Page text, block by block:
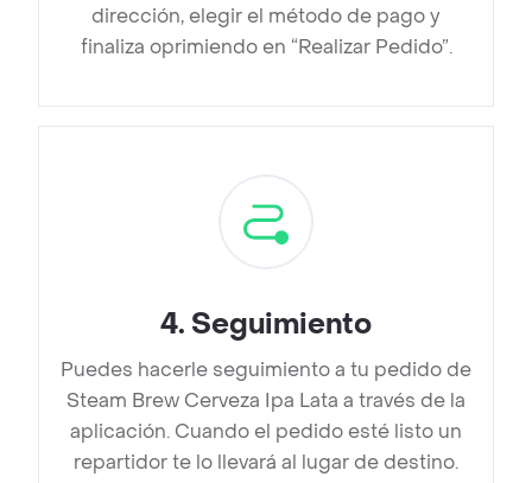
dirección, elegir el método de pago y
finaliza oprimiendo en “Realizar Pedido”.
4. Seguimiento
Puedes hacerle seguimiento a tu pedido de
Steam Brew Cerveza Ipa Lata a través de la
aplicación. Cuando el pedido esté listo un
repartidor te lo llevará al lugar de destino.